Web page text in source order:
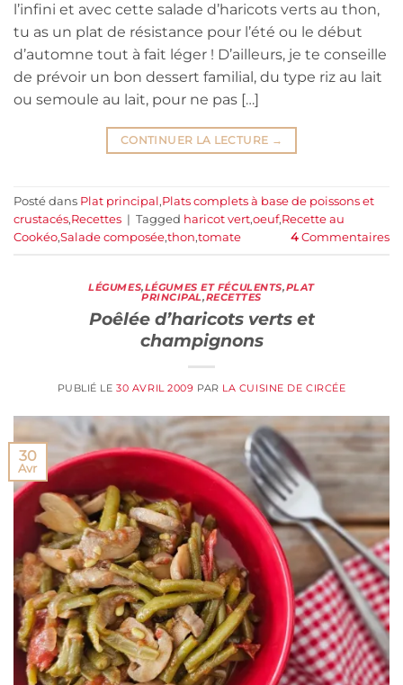
l’infini et avec cette salade d’haricots verts au thon,
tu as un plat de résistance pour l’été ou le début
d’automne tout à fait léger ! D’ailleurs, je te conseille
de prévoir un bon dessert familial, du type riz au lait
ou semoule au lait, pour ne pas […]
CONTINUER LA LECTURE →
Posté dans Plat principal,Plats complets à base de poissons et
crustacés,Recettes | Tagged haricot vert,oeuf,Recette au
Cookéo,Salade composée,thon,tomate 4 Commentaires
LÉGUMES,LÉGUMES ET FÉCULENTS,PLAT
PRINCIPAL,RECETTES
Poêlée d’haricots verts et
champignons
PUBLIÉ LE30 AVRIL 2009 PAR LA CUISINE DE CIRCÉE
30
Avr